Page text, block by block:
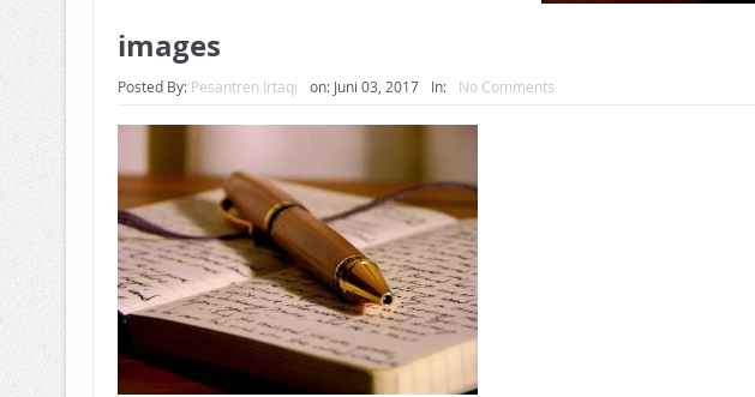
images
Posted By: Pesantren Irtaqi on: Juni 03, 2017 In: No Comments